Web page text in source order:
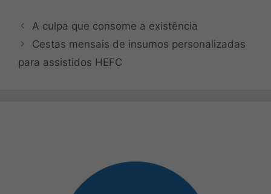
A culpa que consome a existência
Cestas mensais de insumos personalizadas
para assistidos HEFC